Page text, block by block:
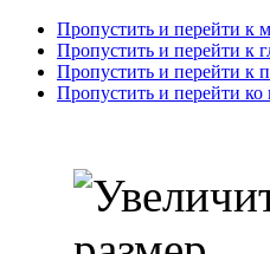
Пропустить и перейти к
Пропустить и перейти к
Пропустить и перейти к
Пропустить и перейти ко